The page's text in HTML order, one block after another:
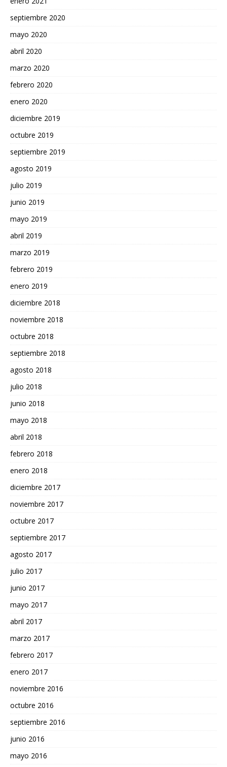
septiembre 2020
mayo 2020
abril 2020
marzo 2020
febrero 2020
enero 2020
diciembre 2019
octubre 2019
septiembre 2019
agosto 2019
julio 2019
junio 2019
mayo 2019
abril 2019
marzo 2019
febrero 2019
enero 2019
diciembre 2018
noviembre 2018
octubre 2018
septiembre 2018
agosto 2018
julio 2018
junio 2018
mayo 2018
abril 2018
febrero 2018
enero 2018
diciembre 2017
noviembre 2017
octubre 2017
septiembre 2017
agosto 2017
julio 2017
junio 2017
mayo 2017
abril 2017
marzo 2017
febrero 2017
enero 2017
noviembre 2016
octubre 2016
septiembre 2016
junio 2016
mayo 2016